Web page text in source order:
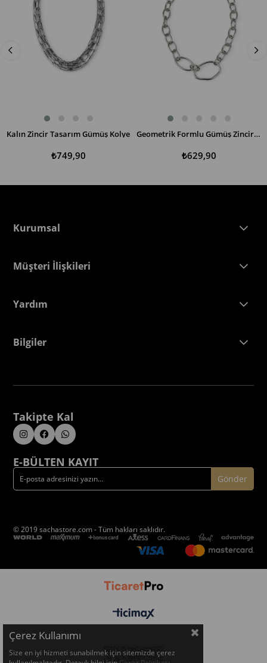
SEPETE EKLE
Kalın Zincir Tasarım Gümüş Kolye
₺749,90
SEPETE EKLE Geometrik Formlu Gümüş Zincir Kolye
₺629,90
Kurumsal
Müşteri İlişkileri
Yardım
Bilgiler
Takipte Kal
E-BÜLTEN KAYIT
Gönder
© 2019 sachastore.com - Tüm hakları saklıdır.
Çerez Kullanımı
Size en iyi hizmeti sunabilmek için sitemizde çerez